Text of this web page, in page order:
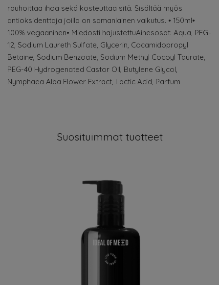
rauhoittaa ihoa sekä kosteuttaa sitä. Sisältää myös
antioksidenttaja joilla on samanlainen vaikutus. • 150ml•
100% vegaaninen• Miedosti hajustettuAinesosat: Aqua, PEG-
12, Sodium Laureth Sulfate, Glycerin, Cocamidopropyl
Betaine, Sodium Benzoate, Sodium Methyl Cocoyl Taurate,
PEG-40 Hydrogenated Castor Oil, Butylene Glycol,
Nymphaea Alba Flower Extract, Lactic Acid, Parfum
Suosituimmat tuotteet